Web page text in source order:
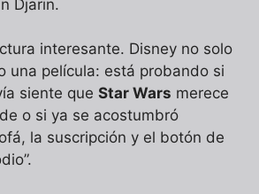
Djarin.
interesante. Disney no solo
una película: está probando si
siente que Star Wars merece
o si ya se acostumbró
la suscripción y el botón de